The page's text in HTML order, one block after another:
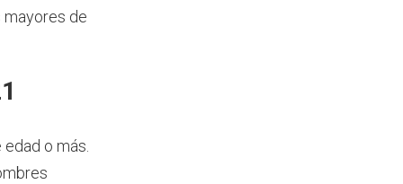
mayores de
o más.